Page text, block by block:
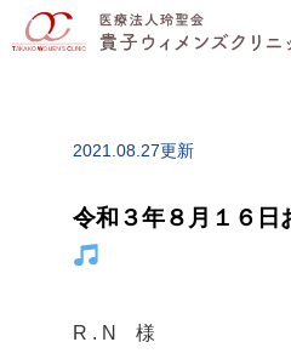
2021.08.27更新
令和３年８月１６日
R . N 様